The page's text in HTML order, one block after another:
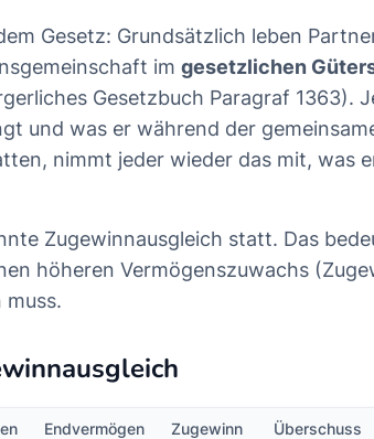
Gesetz: Grundsätzlich leben
im gesetzlichen
Gesetzbuch Paragraf 1363).
und was er während der
nimmt jeder wieder das mit, was
Zugewinnausgleich statt. Das
höheren Vermögenszuwachs
muss.
Endvermögen Zugewinn Überschuss